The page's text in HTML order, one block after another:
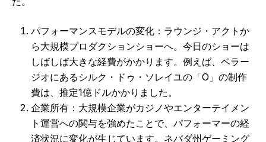
パフォーマンスモデルの変化：ラウンジ・アクトか
ら大規模プロダクションショーへ。今日のショーは
しばしば大きな経費がかかります。例えば、ベラー
ジオにあるシルク・ドゥ・ソレイユの「O」の制作
費は、推定1億ドルかかりました。
企業所有：大規模企業がカジノやエンターテイメン
ト運営への関与を強めたことで、パフォーマーの経
済状況に変化が生じています。ネバダ州ゲーミング